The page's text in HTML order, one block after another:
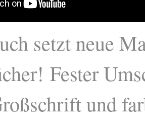
setzt neue
Fester
und